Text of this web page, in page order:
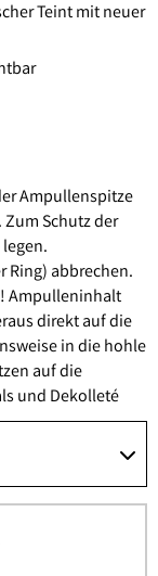
Teint mit neuer
Ampullenspitze
Schutz der
Ring) abbrechen.
Ampulleninhalt
direkt auf die
in die hohle
auf die
und Dekolleté